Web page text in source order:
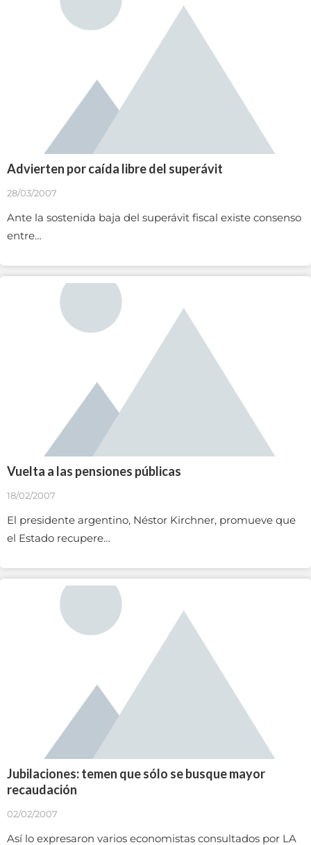
Advierten por caída libre del superávit
28/03/2007
Ante la sostenida baja del superávit fiscal existe consenso
entre…
Vuelta a las pensiones públicas
18/02/2007
El presidente argentino, Néstor Kirchner, promueve que
el Estado recupere…
Jubilaciones: temen que sólo se busque mayor
recaudación
02/02/2007
Así lo expresaron varios economistas consultados por LA